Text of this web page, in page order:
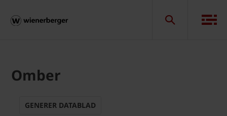
Omber
GENERER DATABLAD